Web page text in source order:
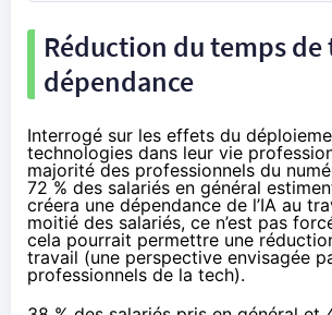
Réduction du temps
dépendance
Interrogé sur les effets du
technologies dans leur vie
majorité des professionnels du
72 % des salariés en général
créera une dépendance de l’IA au
moitié des salariés, ce n’est pas
cela pourrait permettre une
travail (une perspective envisagée
professionnels de la tech).